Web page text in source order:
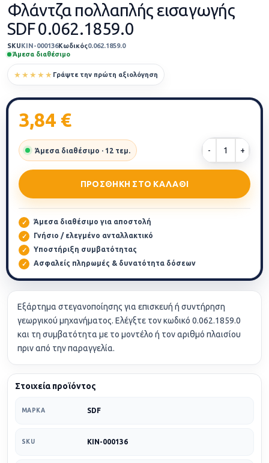
Φλάντζα πολλαπλής εισαγωγής
SDF 0.062.1859.0
SKUKIN-000136Κωδικός0.062.1859.0
Άμεσα διαθέσιμο
★★★★★ Γράψτε την πρώτη αξιολόγηση
Εξάρτημα στεγανοποίησης για επισκευή ή συντήρηση
γεωργικού μηχανήματος. Ελέγξτε τον κωδικό 0.062.1859.0
και τη συμβατότητα με το μοντέλο ή τον αριθμό πλαισίου
πριν από την παραγγελία.
Στοιχεία προϊόντος
ΜΆΡΚΑ SDF
SKU KIN-000136
3,84 €
Άμεσα διαθέσιμο · 12 τεμ.
ΠΡΟΣΘΉΚΗ ΣΤΟ ΚΑΛΆΘΙ
Άμεσα διαθέσιμο για αποστολή
Γνήσιο / ελεγμένο ανταλλακτικό
Υποστήριξη συμβατότητας
Ασφαλείς πληρωμές & δυνατότητα δόσεων